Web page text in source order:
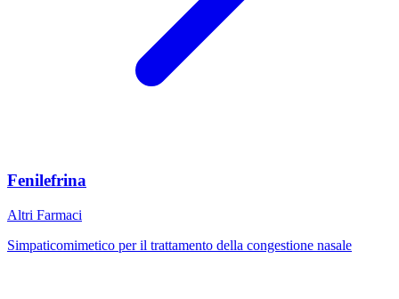
Fenilefrina
Altri Farmaci
Simpaticomimetico per il trattamento della congestione nasale